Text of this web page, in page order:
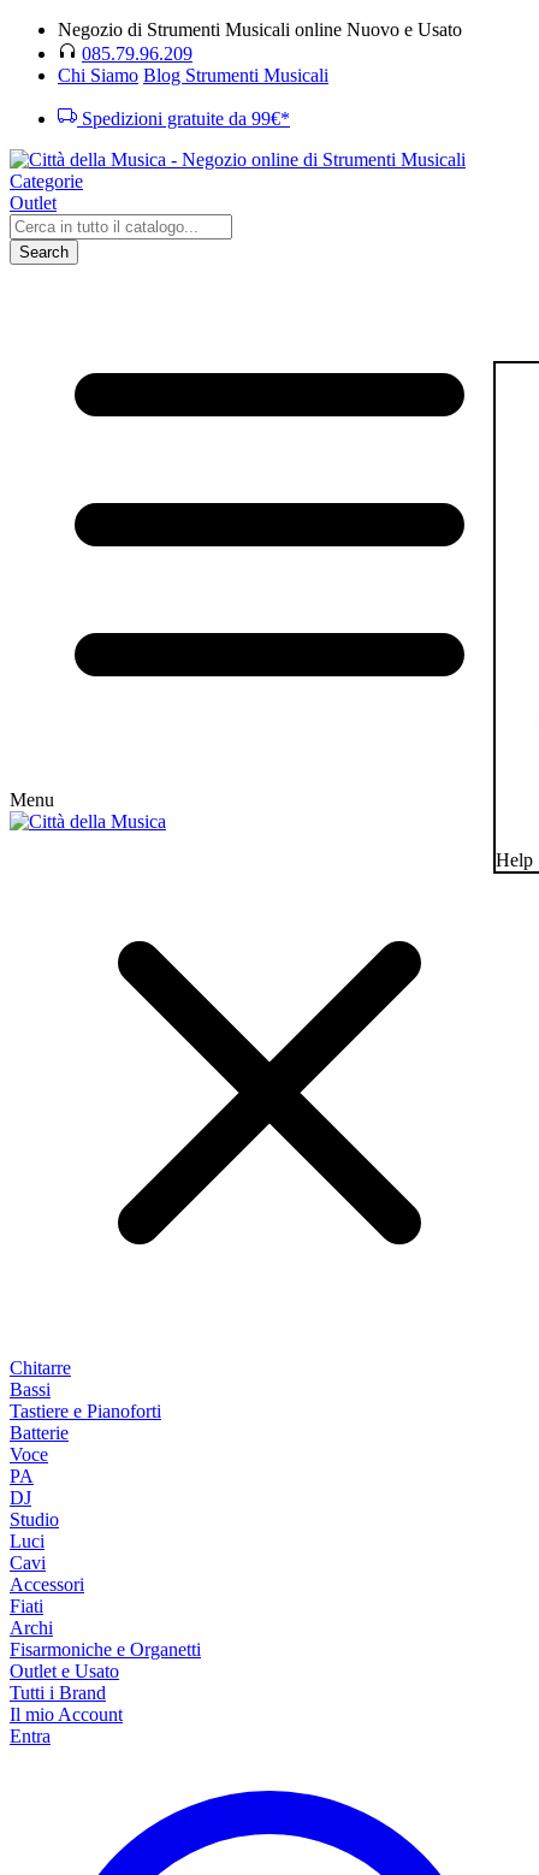
Negozio di Strumenti Musicali online Nuovo e Usato
085.79.96.209
Chi Siamo Blog Strumenti Musicali
Spedizioni gratuite da 99€*
Categorie
Outlet
Search
Menu
Chitarre
Bassi
Tastiere e Pianoforti
Batterie
Voce
PA
DJ
Studio
Luci
Cavi
Accessori
Fiati
Archi
Fisarmoniche e Organetti
Outlet e Usato
Tutti i Brand
Il mio Account
Entra
Help